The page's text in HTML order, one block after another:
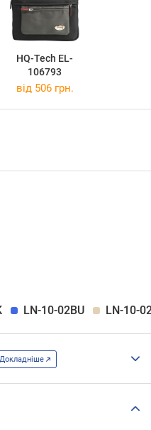
HQ-Tech EL-
106793
від 506 грн.
LN-10-02BU LN-10-
Докладніше